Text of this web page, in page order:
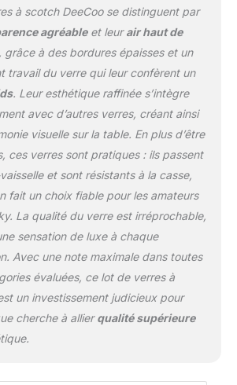
à scotch DeeCoo se distinguent par
agréableet leurair haut de
grâce à des bordures épaisses et un
travail du verre qui leur confèrent un
. Leur esthétique raffinée s’intègre
avec d’autres verres, créant ainsi
visuelle sur la table. En plus d’être
ces verres sont pratiques : ils passent
et sont résistants à la casse,
fait un choix fiable pour les amateurs
La qualité du verre est irréprochable,
sensation de luxe à chaque
Avec une note maximale dans toutes
évaluées, ce lot de verres à
un investissement judicieux pour
cherche à allierqualité supérieure